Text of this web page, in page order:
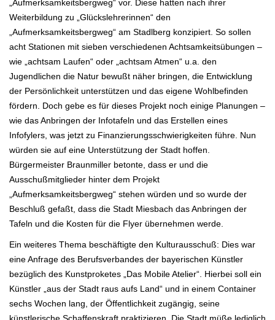
„Aufmerksamkeitsbergweg“ vor. Diese hatten nach ihrer
Weiterbildung zu „Glückslehrerinnen“ den
„Aufmerksamkeitsbergweg“ am Stadlberg konzipiert. So sollen
acht Stationen mit sieben verschiedenen Achtsamkeitsübungen –
wie „achtsam Laufen“ oder „achtsam Atmen“ u.a. den
Jugendlichen die Natur bewußt näher bringen, die Entwicklung
der Persönlichkeit unterstützen und das eigene Wohlbefinden
fördern. Doch gebe es für dieses Projekt noch einige Planungen –
wie das Anbringen der Infotafeln und das Erstellen eines
Infofylers, was jetzt zu Finanzierungsschwierigkeiten führe. Nun
würden sie auf eine Unterstützung der Stadt hoffen.
Bürgermeister Braunmiller betonte, dass er und die
Ausschußmitglieder hinter dem Projekt
„Aufmerksamkeitsbergweg“ stehen würden und so wurde der
Beschluß gefaßt, dass die Stadt Miesbach das Anbringen der
Tafeln und die Kosten für die Flyer übernehmen werde.
Ein weiteres Thema beschäftigte den Kulturausschuß: Dies war
eine Anfrage des Berufsverbandes der bayerischen Künstler
bezüglich des Kunstproketes „Das Mobile Atelier“. Hierbei soll ein
Künstler „aus der Stadt raus aufs Land“ und in einem Container
sechs Wochen lang, der Öffentlichkeit zugängig, seine